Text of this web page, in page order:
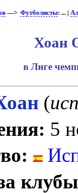
—>Футболисты: ... |
Хоан
в Лиге
(
5